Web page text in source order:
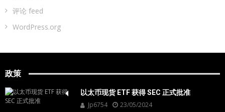
评论 feed
WordPress.org
政策
以太币现货 ETF 获得 SEC 正式批准
Jp6754 23/05/2024